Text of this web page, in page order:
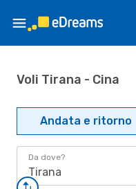
Voli Tirana - Cina
Andata e ritorno
Da dove?
Tirana